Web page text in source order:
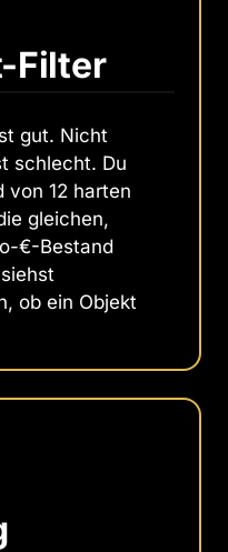
Filter
gut. Nicht
schlecht. Du
von 12 harten
gleichen,
€-Bestand
ob ein Objekt